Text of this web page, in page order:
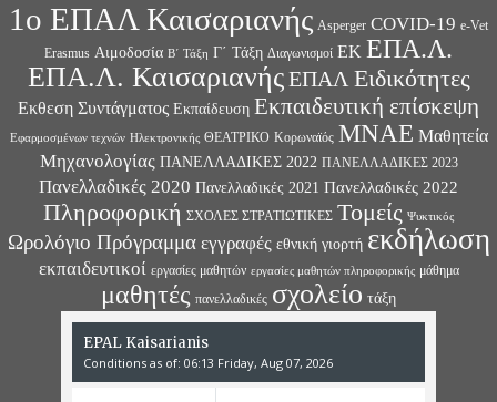
1ο ΕΠΑΛ Καισαριανής Asperger COVID-19 e-Vet
Erasmus Αιμοδοσία Β΄ Τάξη Γ΄ Τάξη Διαγωνισμοί ΕΚ ΕΠΑ.Λ.
ΕΠΑ.Λ. Καισαριανής ΕΠΑΛ Ειδικότητες
Εκθεση Συντάγματος Εκπαίδευση Εκπαιδευτική επίσκεψη
Εφαρμοσμένων τεχνών Ηλεκτρονικής ΘΕΑΤΡΙΚΟ Κορωναϊός ΜΝΑΕ Μαθητεία
Μηχανολογίας ΠΑΝΕΛΛΑΔΙΚΕΣ 2022 ΠΑΝΕΛΛΑΔΙΚΕΣ 2023
Πανελλαδικές 2020 Πανελλαδικές 2021 Πανελλαδικές 2022
Πληροφορική ΣΧΟΛΕΣ ΣΤΡΑΤΙΩΤΙΚΕΣ Τομείς Ψυκτικός
Ωρολόγιο Πρόγραμμα εγγραφές εθνική γιορτή εκδήλωση
εκπαιδευτικοί εργασίες μαθητών εργασίες μαθητών πληροφορικής μάθημα
μαθητές πανελλαδικές σχολείο τάξη